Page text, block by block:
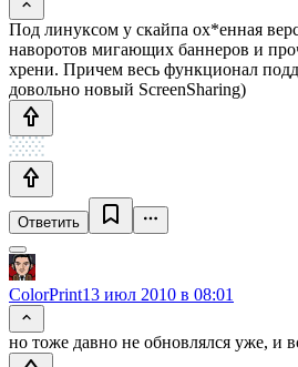
Под линуксом у скайпа ох*енная
наворотов мигающих баннеров и
хрени. Причем весь функционал
довольно новый ScreenSharing)
Ответить
ColorPrint13 июл 2010 в 08:01
но тоже давно не обновлялся уже, и